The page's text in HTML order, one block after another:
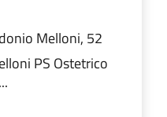
Melloni, 52
PS Ostetrico